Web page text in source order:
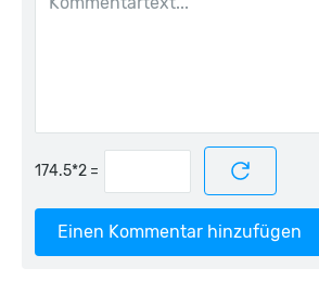
=
Einen Kommentar hinzufügen